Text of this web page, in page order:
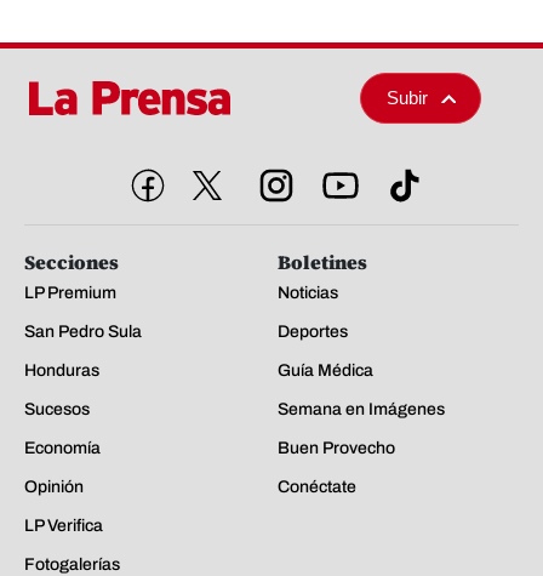
Subir
Secciones
LP Premium
San Pedro Sula
Honduras
Sucesos
Economía
Opinión
LP Verifica
Fotogalerías
Boletines
Noticias
Deportes
Guía Médica
Semana en Imágenes
Buen Provecho
Conéctate